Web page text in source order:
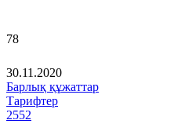
78
30.11.2020
Барлық құжаттар
Тарифтер
2552